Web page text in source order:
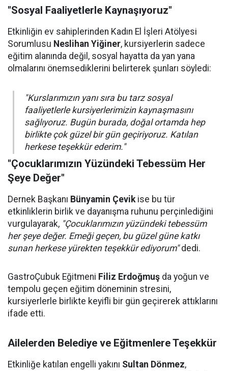
"Sosyal Faaliyetlerle Kaynaşıyoruz"
Etkinliğin ev sahiplerinden Kadın El İşleri Atölyesi
Sorumlusu Neslihan Yiğiner, kursiyerlerin sadece
eğitim alanında değil, sosyal hayatta da yan yana
olmalarını önemsediklerini belirterek şunları söyledi:
"Kurslarımızın yanı sıra bu tarz sosyal
faaliyetlerle kursiyerlerimizin kaynaşmasını
sağlıyoruz. Bugün burada, doğal ortamda hep
birlikte çok güzel bir gün geçiriyoruz. Katılan
herkese teşekkür ederim."
"Çocuklarımızın Yüzündeki Tebessüm Her
Şeye Değer"
Dernek Başkanı Bünyamin Çevikise bu tür
etkinliklerin birlik ve dayanışma ruhunu perçinlediğini
vurgulayarak, "Çocuklarımızın yüzündeki tebessüm
her şeye değer. Emeği geçen, bu güzel güne katkı
sunan herkese yürekten teşekkür ediyorum"dedi.
GastroÇubuk Eğitmeni Filiz Erdoğmuş da yoğun ve
tempolu geçen eğitim döneminin stresini,
kursiyerlerle birlikte keyifli bir gün geçirerek attıklarını
ifade etti.
Ailelerden Belediye ve Eğitmenlere Teşekkür
Etkinliğe katılan engelli yakını Sultan Dönmez,